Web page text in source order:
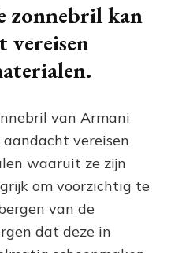
zonnebril kan
vereisen
van Armani
vereisen
waaruit ze zijn
om voorzichtig te
van de
dat deze in